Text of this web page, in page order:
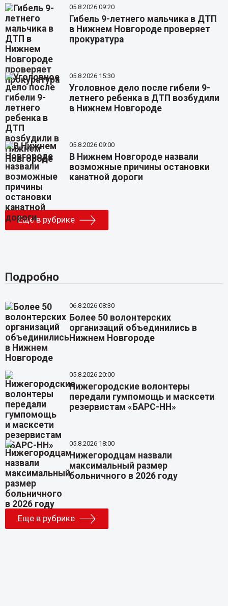
05.8.2026 09:20
Гибель 9-летнего мальчика в ДТП
в Нижнем Новгороде проверяет
прокуратура
05.8.2026 15:30
Уголовное дело после гибели 9-
летнего ребенка в ДТП возбудили
в Нижнем Новгороде
05.8.2026 09:00
В Нижнем Новгороде назвали
возможные причины остановки
канатной дороги
Еще в рубрике
Подробно
06.8.2026 08:30
Более 50 волонтерских
организаций объединились в
Нижнем Новгороде
05.8.2026 20:00
Нижегородские волонтеры
передали гумпомощь и масксети
резервистам «БАРС-НН»
05.8.2026 18:00
Нижегородцам назвали
максимальный размер
больничного в 2026 году
Еще в рубрике